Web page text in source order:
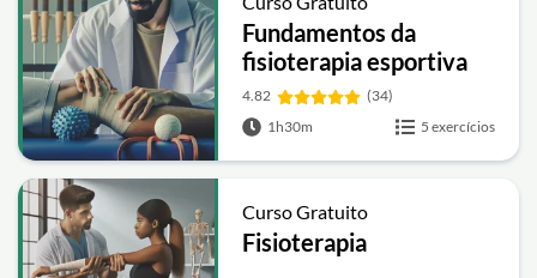
Fundamentos da
fisioterapia esportiva
4.82
(34)
1h30m
5 exercícios
Curso Gratuito
Fisioterapia